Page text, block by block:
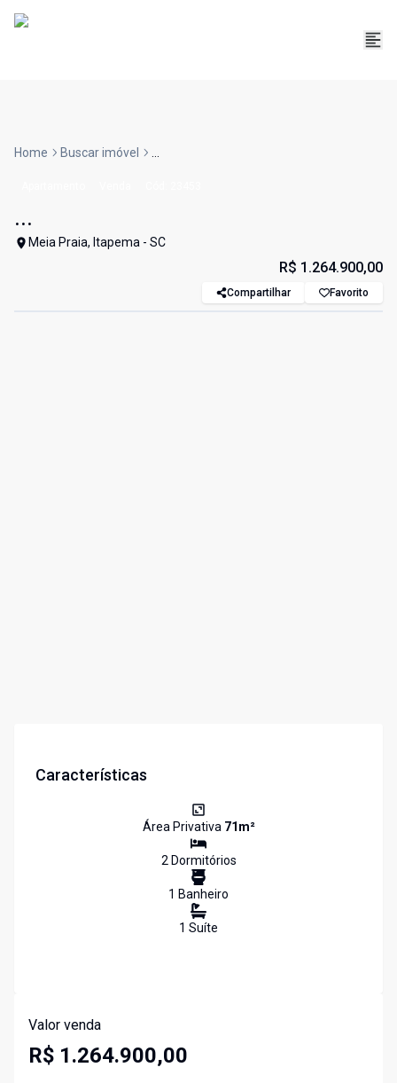
Home Buscar imóvel ...
...
Meia Praia, Itapema - SC
R$ 1.264.900,00
Compartilhar Favorito
Características
Área Privativa 71m²
2Dormitórios
1 Banheiro
1 Suíte
Valor venda
R$ 1.264.900,00